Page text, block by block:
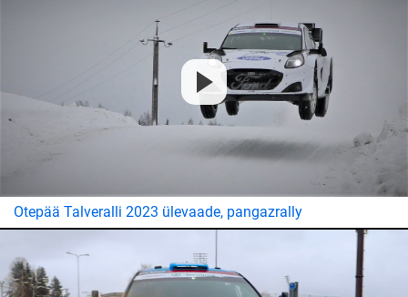
Otepää Talveralli 2023 ülevaade, pangazrally